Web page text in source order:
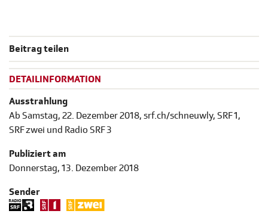
Beitrag teilen
DETAILINFORMATION
Ausstrahlung
Ab Samstag, 22. Dezember 2018, srf.ch/schneuwly, SRF 1,
SRF zwei und Radio SRF 3
Publiziert am
Donnerstag, 13. Dezember 2018
Sender